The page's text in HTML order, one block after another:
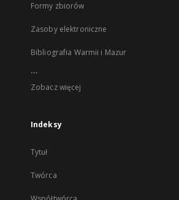
Formy zbiorów
Zasoby elektroniczne
Bibliografia Warmii i Mazur
...
Zobacz więcej
Indeksy
Tytuł
Twórca